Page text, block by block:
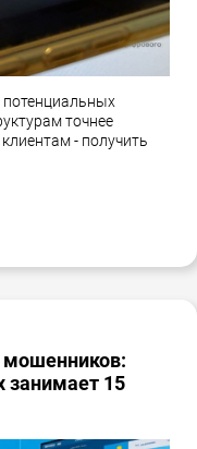
точнее
- получить
мошенников:
занимает 15